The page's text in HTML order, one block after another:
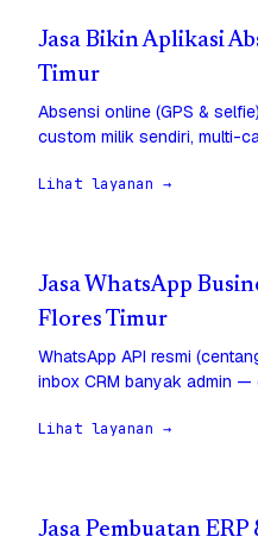
Jasa Bikin Aplikasi
Timur
Absensi online (GPS &
custom milik sendiri, multi-
Lihat layanan →
Jasa WhatsApp
Flores Timur
WhatsApp API resmi
inbox CRM banyak admin —
Lihat layanan →
Jasa Pembuatan